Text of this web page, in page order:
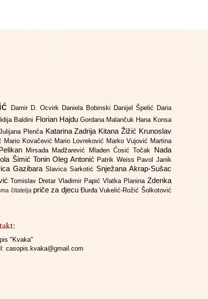
Damir D. Ocvirk Daniela Bobinski Danijel Špelić Daria
Baldini Florian Hajdu Gordana Malančuk Hana Konsa
Plenča Katarina Zadrija Kitana Žižić Krunoslav
Mario Kovačević Mario Lovreković Marko Vujović Martina
Mirsada Madžarević Mladen Ćosić Točak
Nada
Šimić ToninOleg Antonić Patrik Weiss Pavol Janik
GazibaraSlavica Sarkotić Snježana Akrap-Sušac
Tomislav Dretar Vladimir Papić Vlatka Planina Zdenka
čitatelja priče za djecu Đurđa Vukelić-Rožić Šolkotović
"Kvaka"
casopis.kvaka@gmail.com